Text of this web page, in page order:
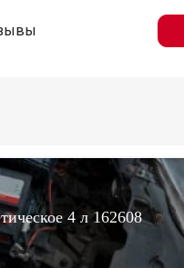
4 л 162608